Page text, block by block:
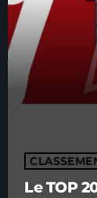
Le TOP